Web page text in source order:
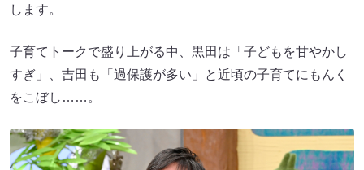
します。
子育てトークで盛り上がる中、黒田は「子どもを甘やかし
すぎ」、吉田も「過保護が多い」と近頃の子育てにもんく
をこぼし……。